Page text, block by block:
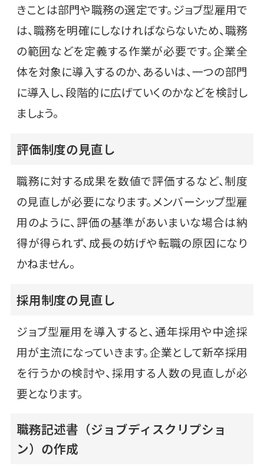
きことは部門や職務の選定です。ジョブ型雇用で
は、職務を明確にしなければならないため、職務
の範囲などを定義する作業が必要です。企業全
体を対象に導入するのか、あるいは、一つの部門
に導入し、段階的に広げていくのかなどを検討し
ましょう。
評価制度の見直し
職務に対する成果を数値で評価するなど、制度
の見直しが必要になります。メンバーシップ型雇
用のように、評価の基準があいまいな場合は納
得が得られず、成長の妨げや転職の原因になり
かねません。
採用制度の見直し
ジョブ型雇用を導入すると、通年採用や中途採
用が主流になっていきます。企業として新卒採用
を行うかの検討や、採用する人数の見直しが必
要となります。
職務記述書（ジョブディスクリプショ
ン）の作成